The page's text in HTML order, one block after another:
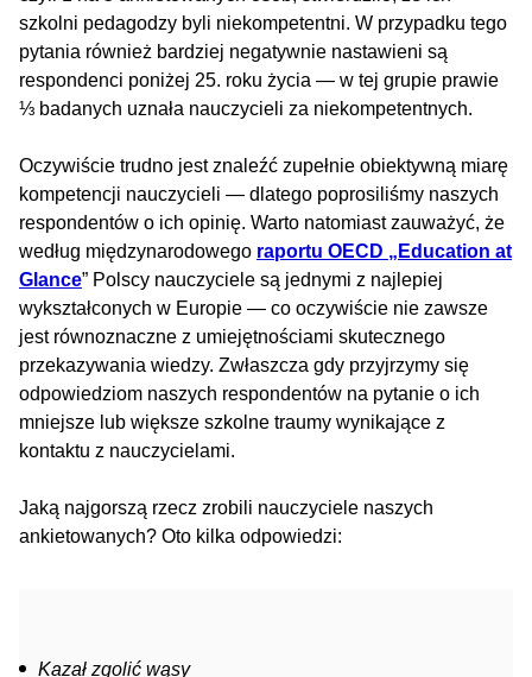
szkolni pedagodzy byli niekompetentni. W przypadku tego
pytania również bardziej negatywnie nastawieni są
respondenci poniżej 25. roku życia — w tej grupie prawie
⅓ badanych uznała nauczycieli za niekompetentnych.
Oczywiście trudno jest znaleźć zupełnie obiektywną miarę
kompetencji nauczycieli — dlatego poprosiliśmy naszych
respondentów o ich opinię. Warto natomiast zauważyć, że
według międzynarodowego raportu OECD „Education at
Glance” Polscy nauczyciele są jednymi z najlepiej
wykształconych w Europie — co oczywiście nie zawsze
jest równoznaczne z umiejętnościami skutecznego
przekazywania wiedzy. Zwłaszcza gdy przyjrzymy się
odpowiedziom naszych respondentów na pytanie o ich
mniejsze lub większe szkolne traumy wynikające z
kontaktu z nauczycielami.
Jaką najgorszą rzecz zrobili nauczyciele naszych
ankietowanych? Oto kilka odpowiedzi:
Kazał zgolić wąsy